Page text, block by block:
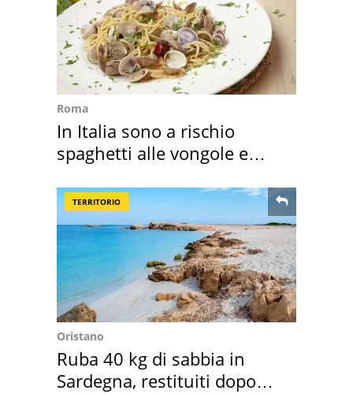
Roma
In Italia sono a rischio
spaghetti alle vongole e
TERRITORIO
Oristano
Ruba 40 kg di sabbia in
Sardegna, restituiti dopo